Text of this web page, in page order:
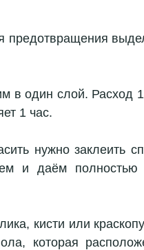
предотвращения
в один слой. Расход
1 час.
нужно заклеить
и даём полностью
кисти или
которая